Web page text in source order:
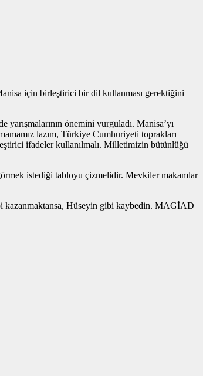
için birleştirici bir dil kullanması gerektiğini
önemini vurguladı. Manisa’yı
lazım, Türkiye Cumhuriyeti toprakları
ifadeler kullanılmalı. Milletimizin bütünlüğü
istediği tabloyu çizmelidir. Mevkiler makamlar
kazanmaktansa, Hüseyin gibi kaybedin. MAGİAD